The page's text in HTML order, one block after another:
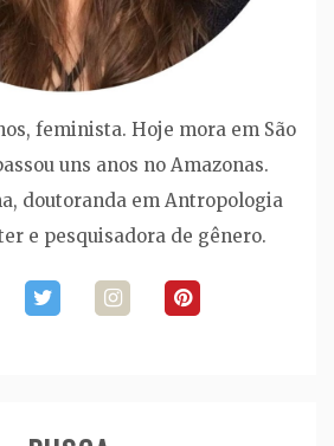
feminista. Hoje mora em São
uns anos no Amazonas.
doutoranda em Antropologia
e pesquisadora de gênero.